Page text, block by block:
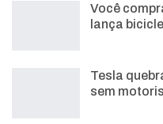
Você
lança
Tesla
sem